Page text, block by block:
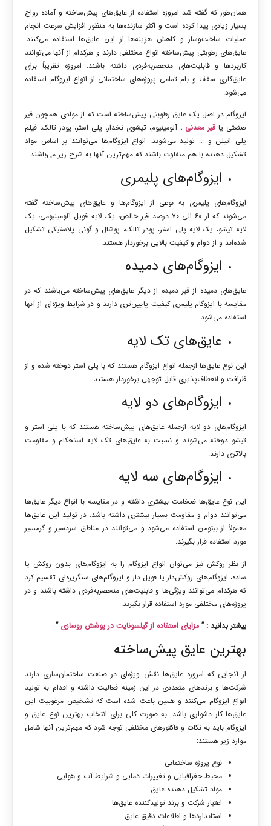
همان‌طور که گفته شد امروزه استفاده از عایق‌های پیش‌ساخته و آماده رواج
بسیار زیادی پیدا کرده است و اکثر سازنده‌ها به منظور افزایش سرعت انجام
عملیات ساخت‌وساز و کاهش هزینه‌ها از این عایق‌ها استفاده می‌کنند.
عایق‌های رطوبتی پیش‌ساخته انواع مختلفی دارند و هرکدام از آنها می‌توانند
کاربردها و قابلیت‌های منحصربه‌فردی داشته باشند. امروزه تقریباً برای
عایق‌کاری سقف و بام تمامی پروژه‌های ساختمانی از انواع ایزوگام استفاده
می‌شود.
ایزوگام در اصل یک عایق رطوبتی پیش‌ساخته است که از موادی همچون قیر
صنعتی یا قیر معدنی ، آلومینیوم، تیشوی نخدار، پلی استر، پودر تالک، فیلم
پلی اتیلن و … تولید می‌شوند. انواع ایزوگام‌ها می‌توانند بر اساس مواد
تشکیل دهنده با هم متفاوت باشند که مهم‌ترین آنها به شرح زیر می‌باشند:
ایزوگام‌های پلیمری
ایزوگام‌های پلیمری به نوعی از ایزوگام‌ها و عایق‌های پیش‌ساخته گفته
می‌شوند که از ۶۰ الی ۷۰ درصد قیر خالص، یک لایه فویل آلومینیومی، یک
لایه تیشو، یک لایه پلی استر، پودر تالک، پوشال و گونی پلاستیکی تشکیل
شده‌اند و از دوام و کیفیت بالایی برخوردار هستند.
ایزوگام‌های دمیده
عایق‌های دمیده از قیر دمیده از دیگر عایق‌های پیش‌ساخته می‌باشند که در
مقایسه با ایزوگام پلیمری کیفیت پایین‌تری دارند و در شرایط ویژه‌ای از آنها
استفاده می‌شود.
عایق‌های تک لایه
این نوع عایق‌ها ازجمله انواع ایزوگام هستند که با پلی استر دوخته شده و از
ظرافت و انعطاف‌پذیری قابل توجهی برخوردار هستند.
ایزوگام‌های دو لایه
ایزوگام‌های دو لایه ازجمله عایق‌های پیش‌ساخته هستند که با پلی استر و
تیشو دوخته می‌شوند و نسبت به عایق‌های تک لایه استحکام و مقاومت
بالاتری دارند.
ایزوگام‌های سه لایه
این نوع عایق‌ها ضخامت بیشتری داشته و در مقایسه با انواع دیگر عایق‌ها
می‌توانند دوام و مقاومت بسیار بیشتری داشته باشد. در تولید این عایق‌ها
معمولاً از بیتومن استفاده می‌شود و می‌توانند در مناطق سردسیر و گرمسیر
مورد استفاده قرار بگیرند.
از نظر روکش نیز می‌توان انواع ایزوگام را به ایزوگام‌های بدون روکش یا
ساده، ایزوگام‌های روکش‌دار یا فویل دار و ایزوگام‌های سنگریزه‌ای تقسیم کرد
که هرکدام می‌توانند ویژگی‌ها و قابلیت‌های منحصربه‌فردی داشته باشند و در
پروژه‌های مختلفی مورد استفاده قرار بگیرند.
بیشتر بدانید : ” مزایای استفاده از گیلسونایت در پوشش‌ روسازی ”
بهترین عایق پیش‌ساخته
از آنجایی که امروزه عایق‌ها نقش ویژه‌ای در صنعت ساختمان‌سازی دارند
شرکت‌ها و برندهای متعددی در این زمینه فعالیت داشته و اقدام به تولید
انواع ایزوگام می‌کنند و همین باعث شده است که تشخیص مرغوبیت این
عایق‌ها کار دشواری باشد. به صورت کلی برای انتخاب بهترین نوع عایق و
ایزوگام باید به نکات و فاکتورهای مختلفی توجه شود که مهم‌ترین آنها شامل
موارد زیر هستند:
نوع پروژه ساختمانی
محیط جغرافیایی و تغییرات دمایی و شرایط آب و هوایی
مواد تشکیل دهنده عایق
اعتبار شرکت و برند تولیدکننده عایق‌ها
استانداردها و اطلاعات دقیق عایق